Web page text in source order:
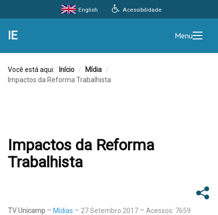
Acessibilidade
English
IE Menu
Você está aqui: Início / Mídia /
Impactos da Reforma Trabalhista
Impactos da Reforma
Trabalhista
TV Unicamp Mídias 27 Setembro 2017 Acessos: 7659